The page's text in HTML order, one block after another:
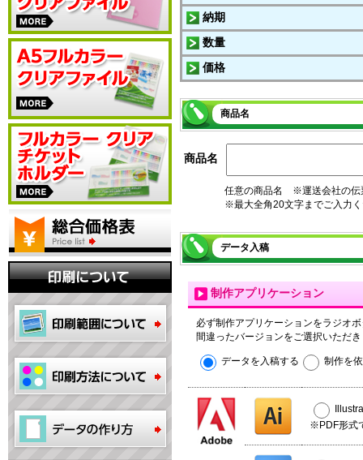
納期
数量
価格
商品名
商品名
任意の商品名 ※運送会社の伝
※最大全角20文字までご入力
データ入稿
制作アプリケーション
必ず制作アプリケーションをラジオ
間違ったバージョンをご選択いただ
データを入稿する 制作を
※PDF形式